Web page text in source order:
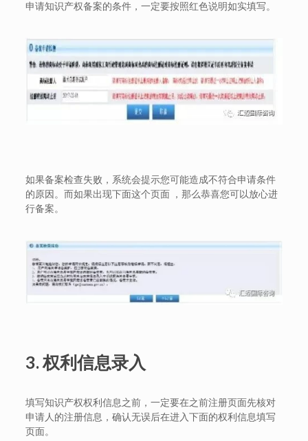
申请知识产权备案的条件，一定要按照红色说明如实填写。
如果备案检查失败，系统会提示您可能造成不符合申请条件
的原因。而如果出现下面这个页面 ，那么恭喜您可以放心进
行备案。
3.权利信息录入
填写知识产权权利信息之前，一定要在之前注册页面先核对
申请人的注册信息，确认无误后在进入下面的权利信息填写
页面。